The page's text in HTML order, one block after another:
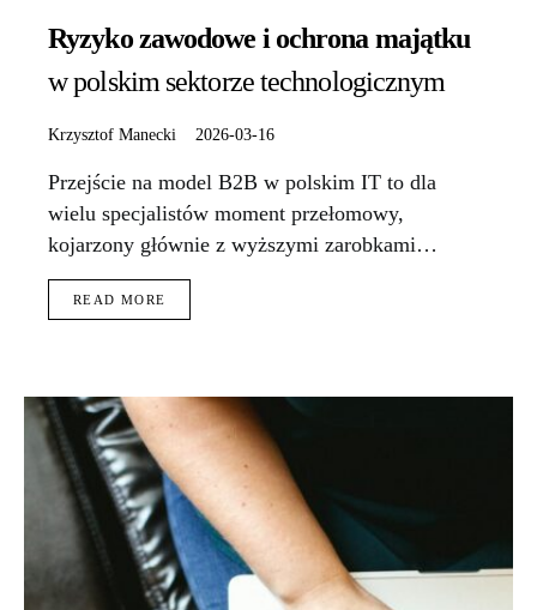
Ryzyko zawodowe i ochrona majątku
w polskim sektorze technologicznym
Krzysztof Manecki 2026-03-16
Przejście na model B2B w polskim IT to dla
wielu specjalistów moment przełomowy,
kojarzony głównie z wyższymi zarobkami…
READ MORE